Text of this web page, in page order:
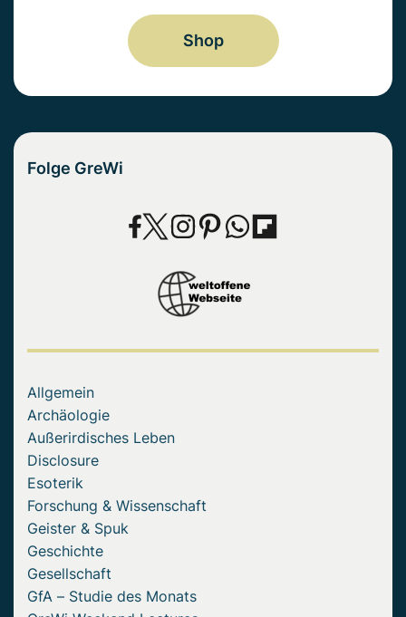
Shop
Folge GreWi
Allgemein
Archäologie
Außerirdisches Leben
Disclosure
Esoterik
Forschung & Wissenschaft
Geister & Spuk
Geschichte
Gesellschaft
GfA – Studie des Monats